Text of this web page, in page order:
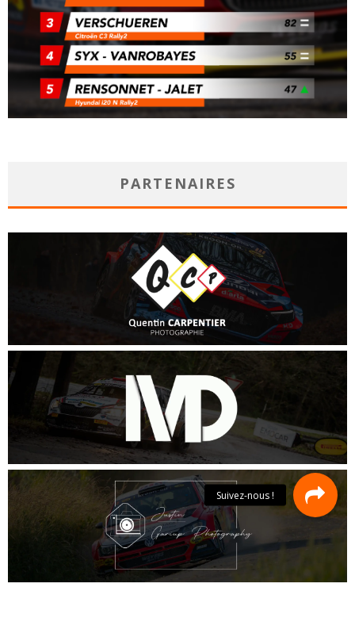
PARTENAIRES